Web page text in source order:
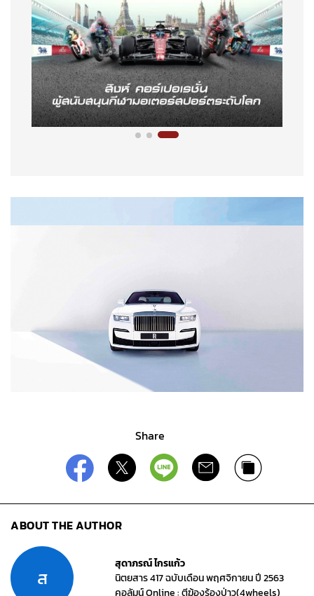
Share
ABOUT THE AUTHOR
ส
สุดาภรณ์ ไกรแก้ว
นิตยสาร 417 ฉบับเดือน พฤศจิกายน ปี 2563
คอลัมน์ Online : ตีฆ้องร้องป่าว(4wheels)